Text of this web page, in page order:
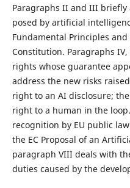
Paragraphs II and III briefly
posed by artificial
Fundamental Principles
Constitution. Paragraphs
rights whose guarantee
address the new risks
right to an AI disclosure;
right to a human in the
recognition by EU public
the EC Proposal of an
paragraph VIII deals with
duties caused by the